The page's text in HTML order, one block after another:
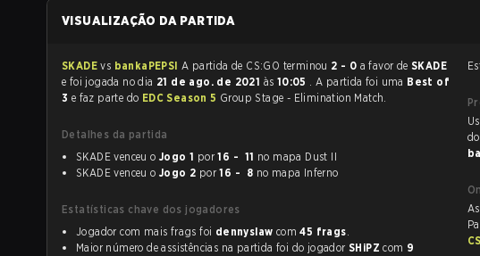
VISUALIZAÇÃO DA PARTIDA
SKADEvs bankaPEPSI A partida de CS:GO terminou 2 - 0 a favor de SKADE
e foi jogada no dia 21 de ago. de 2021 às 10:05 . A partida foi uma Best of
3 e faz parte do EDC Season 5 Group Stage - Elimination Match.
Detalhes da partida
SKADE venceu o Jogo 1 por 16 - 11 no mapa Dust II
SKADE venceu o Jogo 2 por 16 - 8 no mapa Inferno
Estatísticas chave dos jogadores
Jogador com mais frags foi dennyslaw com45 frags.
Maior número de assistências na partida foi do jogador SHiPZ com 9